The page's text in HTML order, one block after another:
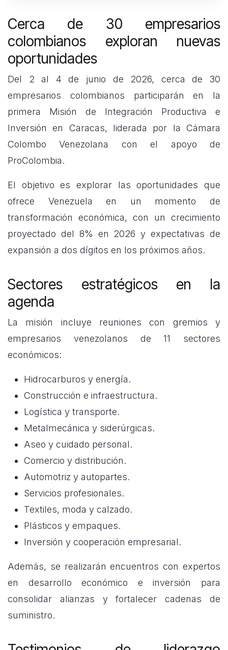
Cerca de 30 empresarios
colombianos exploran nuevas
oportunidades
Del 2 al 4 de junio de 2026, cerca de 30
empresarios colombianos participarán en la
primera Misión de Integración Productiva e
Inversión en Caracas, liderada por la Cámara
Colombo Venezolana con el apoyo de
ProColombia.
El objetivo es explorar las oportunidades que
ofrece Venezuela en un momento de
transformación económica, con un crecimiento
proyectado del 8% en 2026 y expectativas de
expansión a dos dígitos en los próximos años.
Sectores estratégicos en la
agenda
La misión incluye reuniones con gremios y
empresarios venezolanos de 11 sectores
económicos:
Hidrocarburos y energía.
Construcción e infraestructura.
Logística y transporte.
Metalmecánica y siderúrgicas.
Aseo y cuidado personal.
Comercio y distribución.
Automotriz y autopartes.
Servicios profesionales.
Textiles, moda y calzado.
Plásticos y empaques.
Inversión y cooperación empresarial.
Además, se realizarán encuentros con expertos
en desarrollo económico e inversión para
consolidar alianzas y fortalecer cadenas de
suministro.